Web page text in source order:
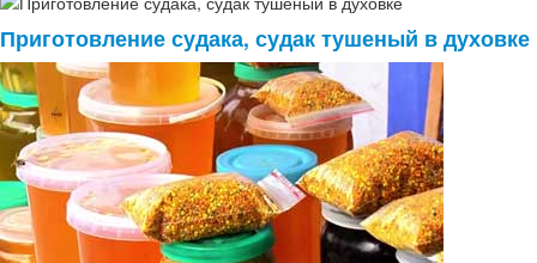
Приготовление судака, судак тушеный в духовке